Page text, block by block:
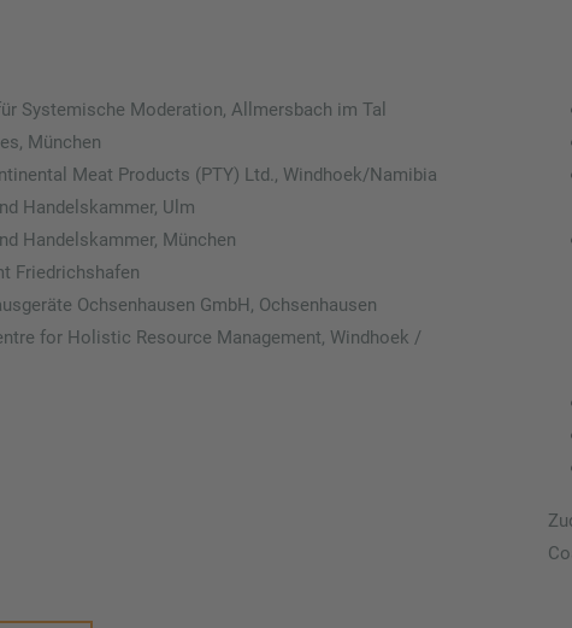
Systemische Moderation, Allmersbach im Tal
München
Meat Products (PTY) Ltd., Windhoek/Namibia
Handelskammer, Ulm
Handelskammer, München
Friedrichshafen
Ochsenhausen GmbH, Ochsenhausen
for Holistic Resource Management, Windhoek /